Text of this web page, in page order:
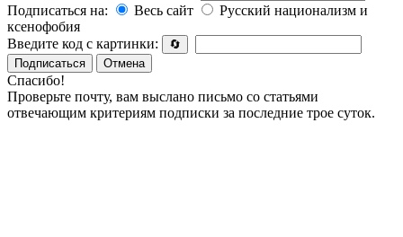
Подписаться на:
Весь сайт
Русский национализм и
ксенофобия
Введите код с картинки:
🔄
Подписаться
Отмена
Спасибо!
Проверьте почту, вам выслано письмо со статьями
отвечающим критериям подписки за последние трое суток.